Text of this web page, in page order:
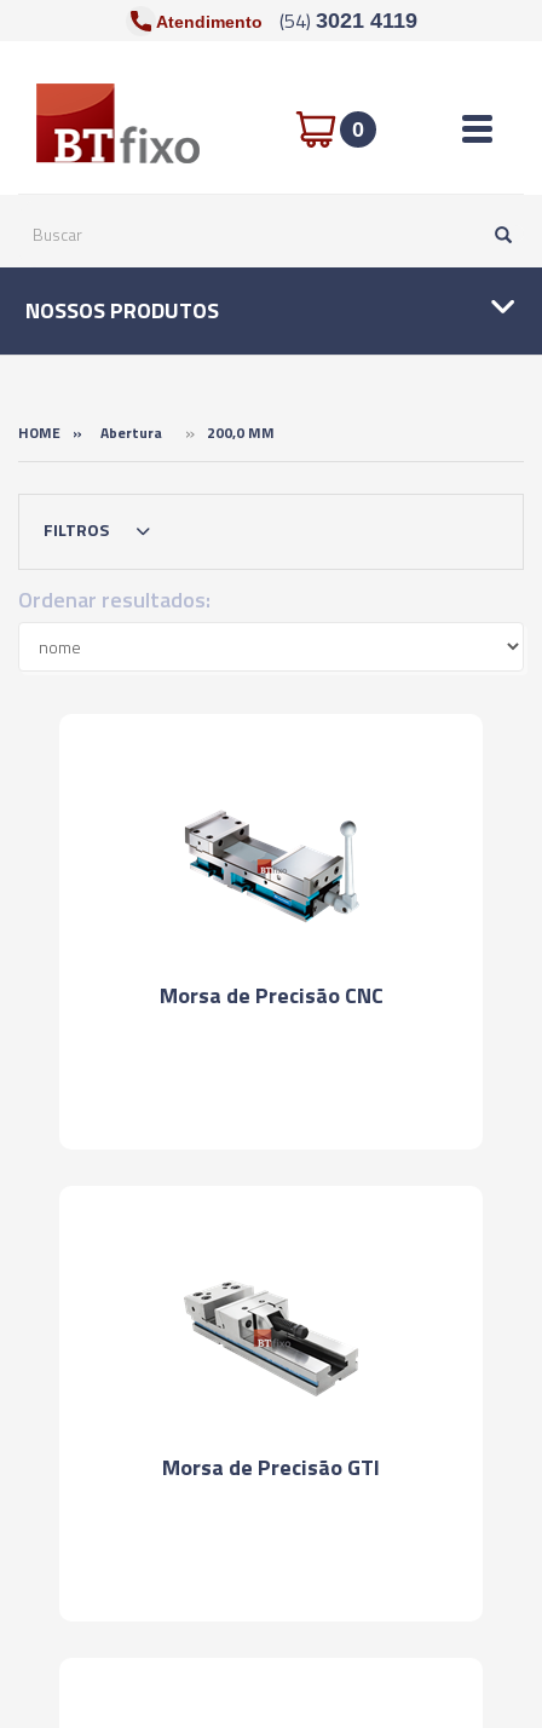
Atendimento (54) 3021 4119
0 Toggle
NOSSOS PRODUTOS
HOME » Abertura » 200,0 MM
FILTROS
Ordenar resultados:
Morsa de Precisão CNC
Morsa de Precisão GTI